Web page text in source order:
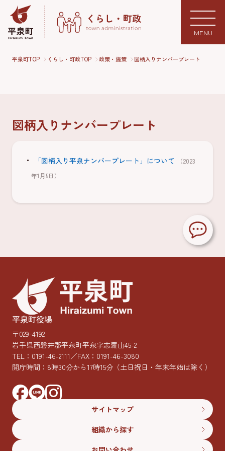
MENU
平泉町TOP くらし・町政TOP 政策・施策 図柄入りナンバープレート
図柄入りナンバープレート
「図柄入り平泉ナンバープレート」について
（2023
年1月5日）
平泉町役場
〒029-4192
岩手県西磐井郡平泉町平泉字志羅山45-2
TEL： 0191-46-2111／FAX：0191-46-3080
開庁時間：8時30分から17時15分 （土日祝日・年末年始は除く）
サイトマップ
組織から探す